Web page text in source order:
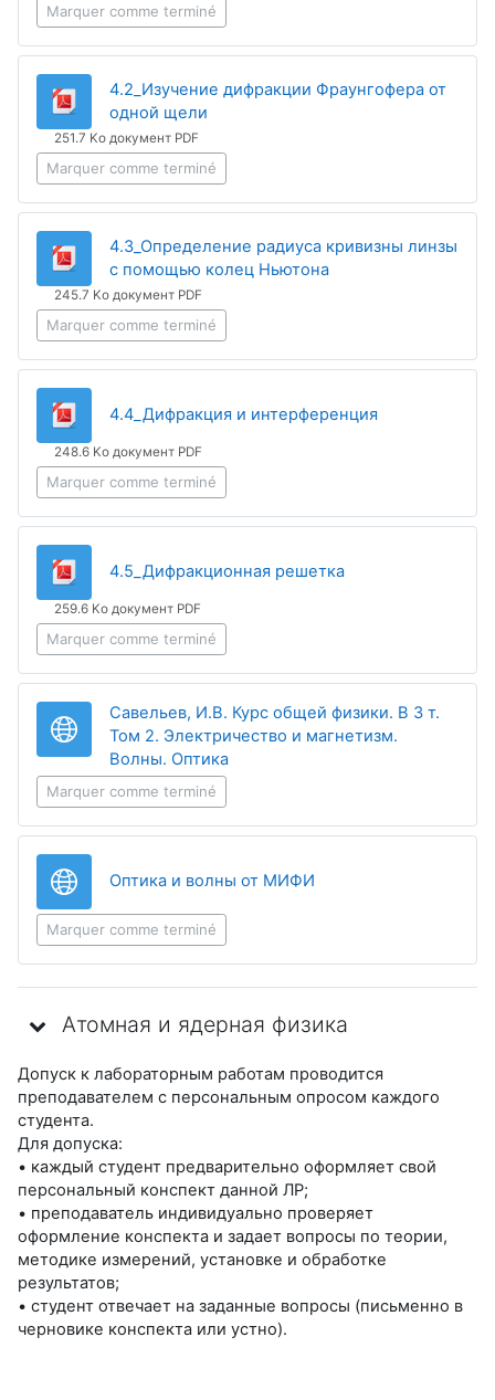
Marquer comme terminé
4.2_Изучение дифракции Фраунгофера от
одной щели
251.7 Ko документ PDF
Marquer comme terminé
4.3_Определение радиуса кривизны линзы
с помощью колец НьютонаFichier
245.7 Ko документ PDF
Marquer comme terminé
4.4_Дифракция и интерференция
248.6 Ko документ PDF
Marquer comme terminé
4.5_Дифракционная решеткаFichier
259.6 Ko документ PDF
Marquer comme terminé
Савельев, И.В. Курс общей физики. В 3 т.
Том 2. Электричество и магнетизм.
Волны. ОптикаURL
Marquer comme terminé
Оптика и волны от МИФИ
Marquer comme terminé
Атомная и ядерная физика
Допуск к лабораторным работам проводится
преподавателем с персональным опросом каждого
студента.
Для допуска:
• каждый студент предварительно оформляет свой
персональный конспект данной ЛР;
• преподаватель индивидуально проверяет
оформление конспекта и задает вопросы по теории,
методике измерений, установке и обработке
результатов;
• студент отвечает на заданные вопросы (письменно в
черновике конспекта или устно).